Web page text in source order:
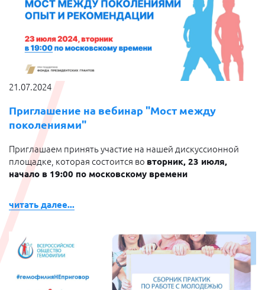
21.07.2024
Приглашение на вебинар "Мост между
поколениями"
Приглашаем принять участие на нашей дискуссионной
площадке, которая состоится во вторник, 23 июля,
начало в 19:00 по московскому времени
читать далее...